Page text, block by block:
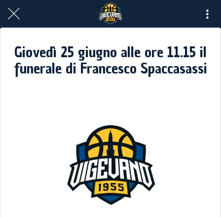
Giovedì 25 giugno alle ore 11.15 il
funerale di Francesco Spaccasassi